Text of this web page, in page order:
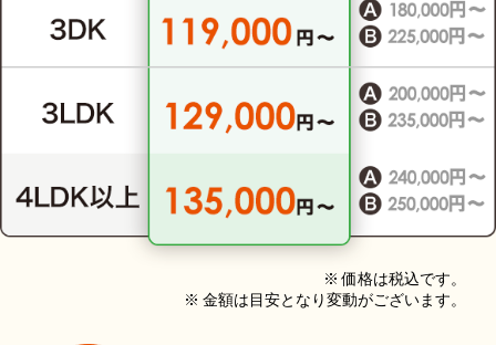
※ 価格は税込です。
※ 金額は目安となり変動がございます。